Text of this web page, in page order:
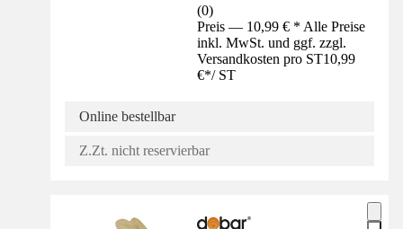
(0)
Preis — 10,99 € * Alle Preise
inkl. MwSt. und ggf. zzgl.
Versandkosten pro ST10,99
€*/ ST
Online bestellbar
Z.Zt. nicht reservierbar